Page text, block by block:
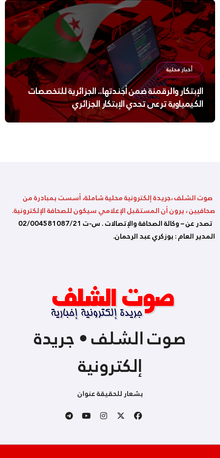
أخبار محلية
الإبتكار والرقمنة ضمن أجندتها.. الجزائرية للتخصصات
الكيمياوية ترعى تحدي الإبتكار الجزائري
صوت الشلف ،جريدة إلكترونية محلية شاملة، أسست بمبادرة من
صحافيين ، يرون أن المستقبل الإعلامي سيكون للصحافة الإلكترونية.
تصدر عن – وكالة الصحافة والإتصالات . س-ت 02/004581087/21
المدير العام : بوزكري عبد الرحمان.
صوت الشلف • جريدة
إلكترونية
بشعار للحقيقة عنوان